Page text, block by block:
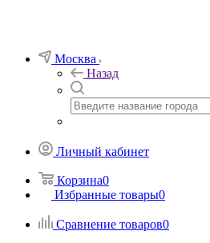
Москва
Назад
Личный кабинет
Корзина0
Избранные товары0
Сравнение товаров0